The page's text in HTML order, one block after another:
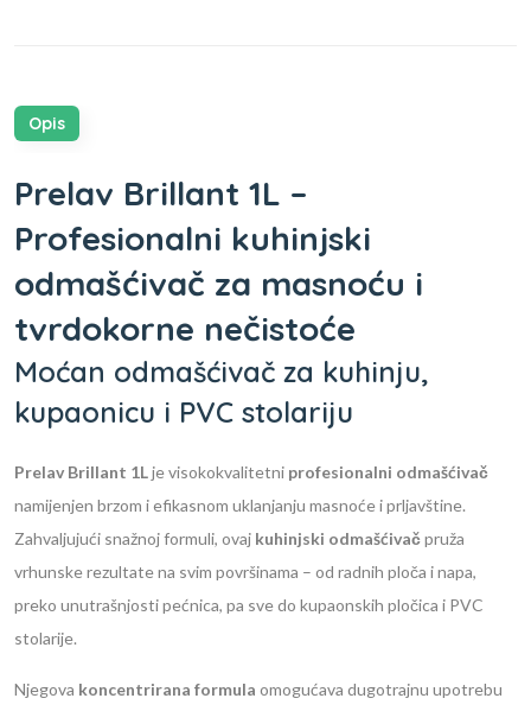
Opis
Prelav Brillant 1L –
Profesionalni kuhinjski
odmašćivač za masnoću i
tvrdokorne nečistoće
Moćan odmašćivač za kuhinju,
kupaonicu i PVC stolariju
Prelav Brillant 1Lje visokokvalitetni profesionalni odmašćivač
namijenjen brzom i efikasnom uklanjanju masnoće i prljavštine.
Zahvaljujući snažnoj formuli, ovaj kuhinjski odmašćivačpruža
vrhunske rezultate na svim površinama – od radnih ploča i napa,
preko unutrašnjosti pećnica, pa sve do kupaonskih pločica i PVC
stolarije.
Njegova koncentrirana formula omogućava dugotrajnu upotrebu